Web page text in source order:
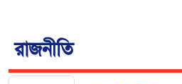
রাজনীতি